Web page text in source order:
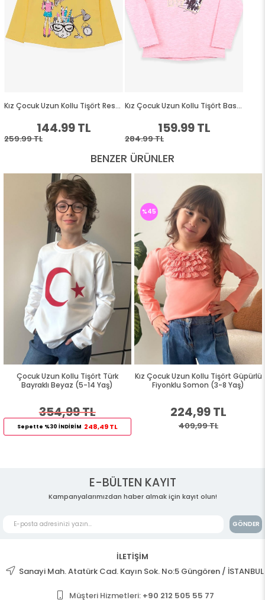
BENZER ÜRÜNLER
Çocuk Uzun Kollu Tişört Türk
Bayraklı Beyaz (5-14 Yaş)
354,99 TL
Sepette %30 İNDİRİM 248,49 TL
Kız Çocuk Uzun Kollu Tişört Güpürlü
Fiyonklu Somon (3-8 Yaş)
224,99 TL
409,99 TL
%45
E-BÜLTEN KAYIT
Kampanyalarımızdan haber almak için kayıt olun!
GÖNDER
İLETİŞİM
Sanayi Mah. Atatürk Cad. Kayın Sok. No:5 Güngören / İSTANBUL
Müşteri Hizmetleri: +90 212 505 55 77